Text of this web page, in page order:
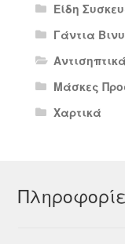
Είδη
Γάντια
Αντισηπτικά
Μάσκες
Χαρτικά